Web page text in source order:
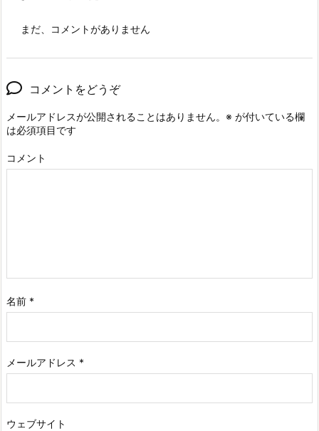
まだ、コメントがありません
コメントをどうぞ
メールアドレスが公開されることはありません。 ※ が付いている欄
は必須項目です
コメント
名前 *
メールアドレス *
ウェブサイト